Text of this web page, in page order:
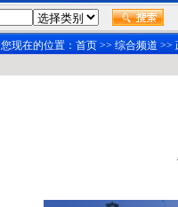
您现在的位置： 首页 >> 综合频道 >>